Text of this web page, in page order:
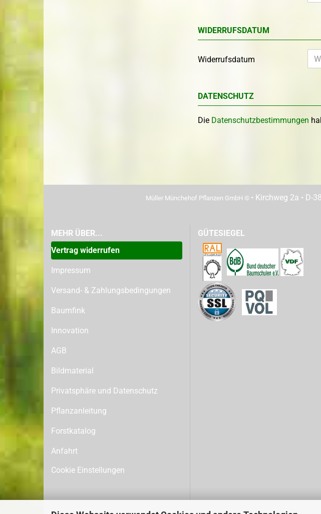
WIDERRUFSDATUM
Widerrufsdatum
DATENSCHUTZ
Die Datenschutzbestimmungen
Müller Münchehof Pflanzen GmbH © • Kirchweg 2a • D-
MEHR ÜBER...
Vertrag widerrufen
Impressum
Versand- & Zahlungsbedingungen
Baumfink
Innovation
AGB
Bildmaterial
Privatsphäre und Datenschutz
Pflanzanleitung
Forstkatalog
Anfahrt
Cookie Einstellungen
GÜTESIEGEL